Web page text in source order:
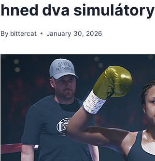
hned dva simulátory
By bittercat January 30, 2026